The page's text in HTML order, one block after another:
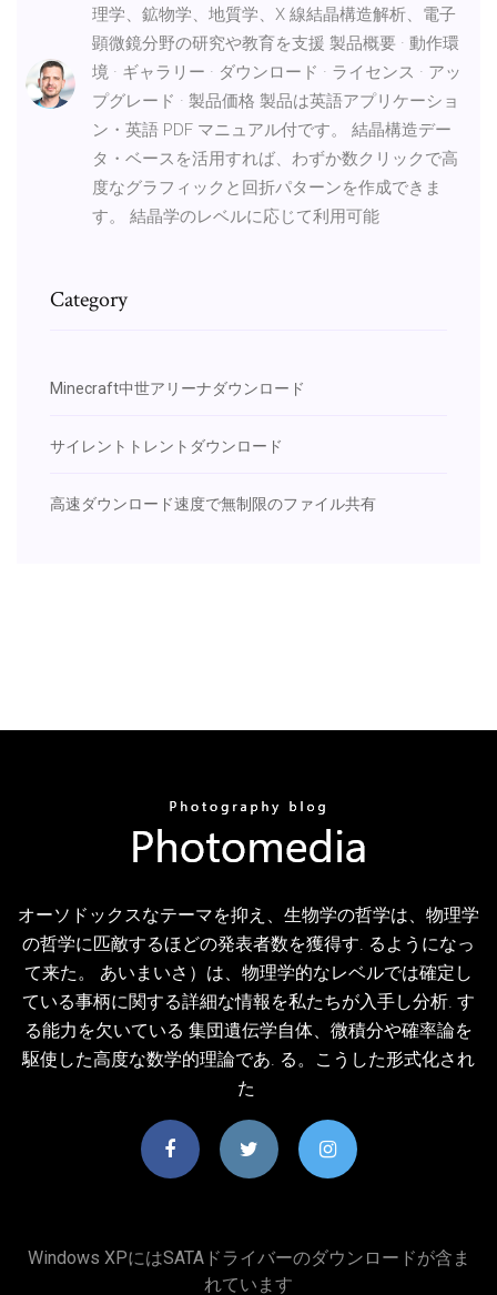
理学、鉱物学、地質学、X 線結晶構造解析、電子
顕微鏡分野の研究や教育を支援 製品概要 · 動作環
境 · ギャラリー · ダウンロード · ライセンス · アッ
プグレード · 製品価格 製品は英語アプリケーショ
ン・英語 PDF マニュアル付です。 結晶構造デー
タ・ベースを活用すれば、わずか数クリックで高
度なグラフィックと回折パターンを作成できま
す。 結晶学のレベルに応じて利用可能
Category
Minecraft中世アリーナダウンロード
サイレントトレントダウンロード
高速ダウンロード速度で無制限のファイル共有
オーソドックスなテーマを抑え、生物学の哲学は、物理学
の哲学に匹敵するほどの発表者数を獲得す. るようになっ
て来た。 あいまいさ）は、物理学的なレベルでは確定し
ている事柄に関する詳細な情報を私たちが入手し分析. す
る能力を欠いている 集団遺伝学自体、微積分や確率論を
駆使した高度な数学的理論であ. る。こうした形式化され
た
Windows XPにはSATAドライバーのダウンロードが含ま
れています